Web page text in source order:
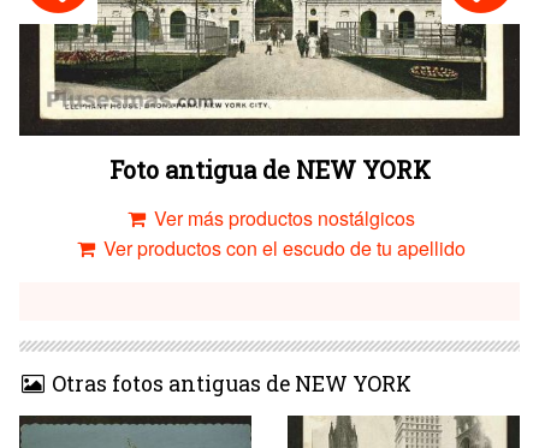
Foto antigua de NEW YORK
Ver más productos nostálgicos
Ver productos con el escudo de tu apellido
Otras fotos antiguas de NEW YORK